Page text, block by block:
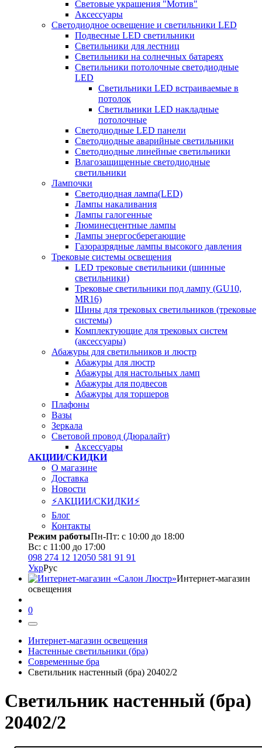
Световые украшения "Мотив"
Аксессуары
Светодиодное освещение и светильники LED
Подвесные LED светильники
Светильники для лестниц
Светильники на солнечных батареях
Светильники потолочные светодиодные
LED
Cветильники LED встраиваемые в
потолок
Светильники LED накладные
потолочные
Светодиодные LED панели
Светодиодные аварийные светильники
Светодиодные линейные светильники
Влагозащищенные светодиодные
светильники
Лампочки
Светодиодная лампа(LED)
Лампы накаливания
Лампы галогенные
Люминесцентные лампы
Лампы энергосберегающие
Газоразрядные лампы высокого давления
Трековые системы освещения
LED трековые светильники (шинные
светильники)
Трековые светильники под лампу (GU10,
MR16)
Шины для трековых светильников (трековые
системы)
Комплектующие для трековых систем
(аксессуары)
Абажуры для светильников и люстр
Абажуры для люстр
Абажуры для настольных ламп
Абажуры для подвесов
Абажуры для торшеров
Плафоны
Вазы
Зеркала
Световой провод (Дюралайт)
Аксессуары
АКЦИИ/СКИДКИ
О магазине
Доставка
Новости
⚡АКЦИИ/СКИДКИ⚡
Блог
Контакты
Режим работыПн-Пт: с 10:00 до 18:00
Вс: с 11:00 до 17:00
098 274 12 12050 581 91 91
УкрРус
Интернет-магазин
освещения
0
Интернет-магазин освещения
Настенные светильники (бра)
Современные бра
Светильник настенный (бра) 20402/2
Светильник настенный (бра)
20402/2